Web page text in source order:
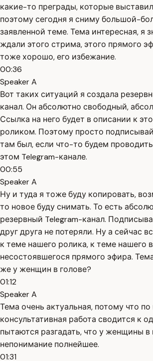
какие-то преграды, которые
поэтому сегодня я сниму большой-
заявленной теме. Тема интересная, я
ждали этого стрима, этого прямого
тоже хорошо, его избежание.
00:36
Speaker A
Вот таких ситуаций я создала
канал. Он абсолютно свободный,
Ссылка на него будет в описании к
роликом. Поэтому просто
там был, если что-то будем
этом Telegram-канале.
00:55
Speaker A
Ну и туда я тоже буду копировать,
то новое буду снимать. То есть
резервный Telegram-канал.
друг друга не потеряли. Ну а сейчас
к теме нашего ролика, к теме нашего
несостоявшегося прямого эфира.
же у женщин в голове?
01:12
Speaker A
Тема очень актуальная, потому что
консультативная работа сводится к
пытаются разгадать, что у женщины в
непонимание полнейшее.
01:31